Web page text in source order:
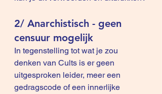
2/ Anarchistisch - geen
censuur mogelijk
In tegenstelling tot wat je zou
denken van Cults is er geen
uitgesproken leider, meer een
gedragscode of een innerlijke